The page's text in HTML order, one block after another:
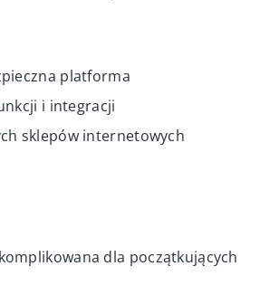
platforma
i integracji
sklepów internetowych
dla początkujących